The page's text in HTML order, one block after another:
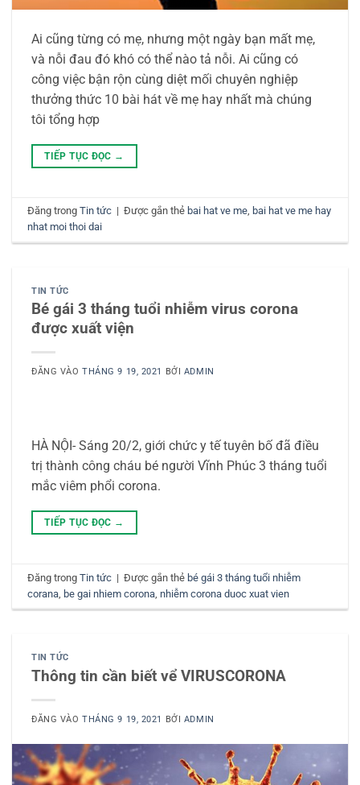
Ai cũng từng có mẹ, nhưng một ngày bạn mất mẹ,
và nỗi đau đó khó có thể nào tả nỗi. Ai cũng có
công việc bận rộn cùng diệt mối chuyên nghiệp
thưởng thức 10 bài hát về mẹ hay nhất mà chúng
tôi tổng hợp
TIẾP TỤC ĐỌC →
Đăng trongTin tức | Được gắn thẻ bai hat ve me bai hat ve me hay
nhat moi thoi dai
TIN TỨC
Bé gái 3 tháng tuổi nhiễm virus corona
được xuất viện
ĐĂNG VÀOTHÁNG 9 19, 2021 BỞI ADMIN
HÀ NỘI- Sáng 20/2, giới chức y tế tuyên bố đã điều
trị thành công cháu bé người Vĩnh Phúc 3 tháng tuổi
mắc viêm phổi corona.
TIẾP TỤC ĐỌC →
Đăng trongTin tức | Được gắn thẻ bé gái 3 tháng tuổi nhiễm
corana be gai nhiem corona nhiễm corona duoc xuat vien
TIN TỨC
Thông tin cần biết vể VIRUSCORONA
ĐĂNG VÀOTHÁNG 9 19, 2021 BỞI ADMIN